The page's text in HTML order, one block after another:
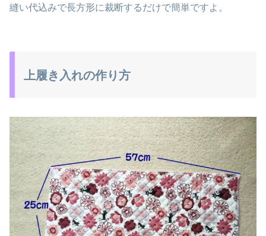
縫い代込みで長方形に裁断するだけで簡単ですよ。
上履き入れの作り方